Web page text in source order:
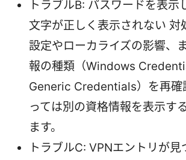
トラブルB: パスワードを表示
文字が正しく表示されない 対
設定やローカライズの影響、
報の種類（Windows
Generic Credentials）を再確
っては別の資格情報を表示す
ます。
トラブルC: VPNエントリが